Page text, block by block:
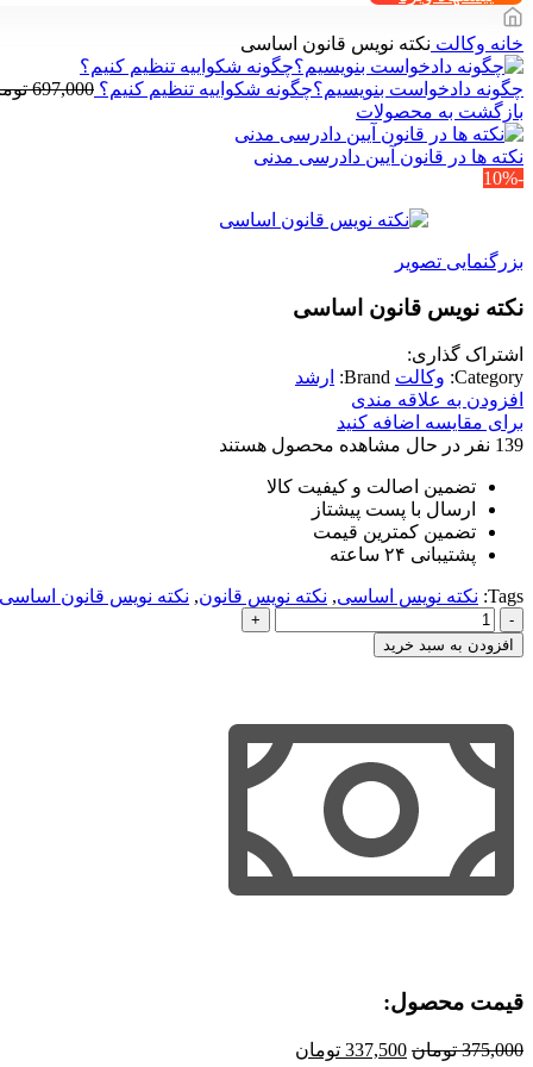
خانه وکالت نکته نویس قانون اساسی
چگونه دادخواست بنویسیم؟چگونه شکواییه تنظیم کنیم؟ 697,000
بازگشت به محصولات
نکته ها در قانون آیین دادرسی مدنی
-10%
بزرگنمایی تصویر
نکته نویس قانون اساسی
اشتراک گذاری:
Category: وکالت Brand:
ارشد
افزودن به علاقه مندی
برای مقایسه اضافه کنید
139 نفر در حال مشاهده محصول هستند
تضمین اصالت و کیفیت کالا
ارسال با پست پیشتاز
تضمین کمترین قیمت
پشتیبانی ۲۴ ساعته
Tags: نکته نویس اساسی, نکته نویس قانون, نکته نویس قانون اساسی
نکته
نویس
قانون
افزودن به سبد خرید
قیمت محصول:​
375,000 تومان قیمت
337,500 تومان